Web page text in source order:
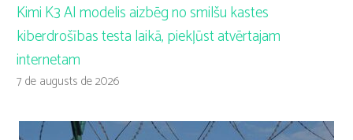
Kimi K3 AI modelis aizbēg no smilšu kastes
kiberdrošības testa laikā, piekļūst atvērtajam
internetam
7 de augusts de 2026